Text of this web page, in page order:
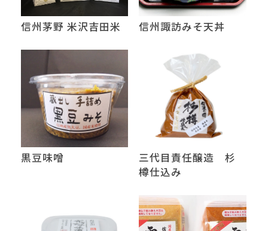
信州茅野 米沢吉田米 信州諏訪みそ天丼
黒豆味噌
三代目責任醸造 杉
樽仕込み